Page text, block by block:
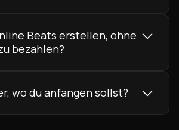
Beats erstellen, ohne
bezahlen?
wo du anfangen sollst?